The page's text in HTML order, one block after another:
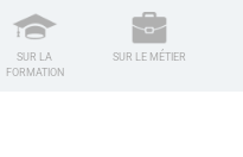
SUR LA
FORMATION
SUR LE MÉTIER